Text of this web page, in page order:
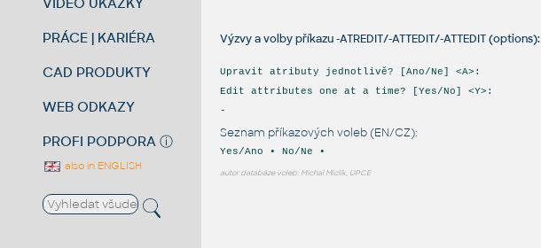
PRÁCE | KARIÉRA
CAD PRODUKTY
WEB ODKAZY
PROFI PODPORA ⓘ
also in ENGLISH
Výzvy a volby příkazu -ATREDIT/-ATTEDIT/-ATTEDIT (options):
Upravit atributy jednotlivě? [Ano/Ne] <A>:
Edit attributes one at a time? [Yes/No] <Y>:
-
Seznam příkazových voleb (EN/CZ):
Yes/Ano • No/Ne •
autor databáze voleb: Michal Miclík, UPCE